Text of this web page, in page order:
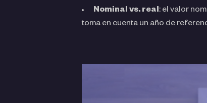
Nominal vs. real: el valor
toma en cuenta un año de